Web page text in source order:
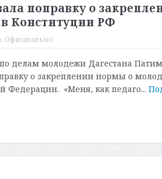
поправку о
Конституции РФ
Официально
делам молодежи Дагестана
о закреплении нормы о
Федерации. «Меня, как педаго...